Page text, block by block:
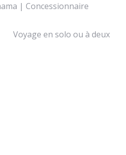
| Concessionnaire
Voyage en solo ou à deux